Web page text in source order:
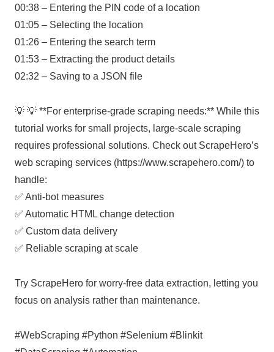
00:38 – Entering the PIN code of a location
01:05 – Selecting the location
01:26 – Entering the search term
01:53 – Extracting the product details
02:32 – Saving to a JSON file
💡 💡 **For enterprise-grade scraping needs:** While this
tutorial works for small projects, large-scale scraping
requires professional solutions. Check out ScrapeHero’s
web scraping services (https://www.scrapehero.com/) to
handle:
✅ Anti-bot measures
✅ Automatic HTML change detection
✅ Custom data delivery
✅ Reliable scraping at scale
Try ScrapeHero for worry-free data extraction, letting you
focus on analysis rather than maintenance.
#WebScraping #Python #Selenium #Blinkit